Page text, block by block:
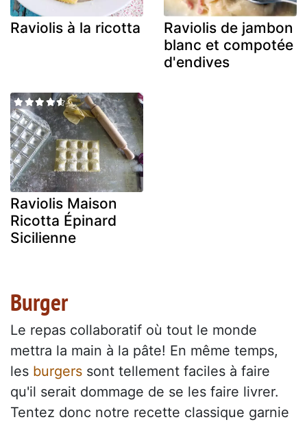
Raviolis à la ricotta
Raviolis de jambon
blanc et compotée
d'endives
Raviolis Maison
Ricotta Épinard
Sicilienne
Burger
Le repas collaboratif où tout le monde
mettra la main à la pâte! En même temps,
les burgers sont tellement faciles à faire
qu'il serait dommage de se les faire livrer.
Tentez donc notre recette classique garnie